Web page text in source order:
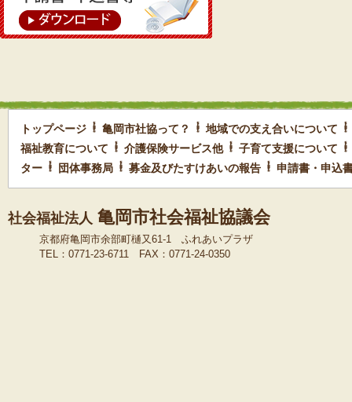
トップページ 亀岡市社協って？
地域での支え合いについて
福祉教育について
介護保険サービス他
子育て支援について
ター
団体事務局 募金及びたすけあいの報告 申請書・申込
社会福祉法人 亀岡市社会福祉協議会
京都府亀岡市余部町樋又61-1 ふれあいプラザ
TEL：0771-23-6711 FAX：0771-24-0350